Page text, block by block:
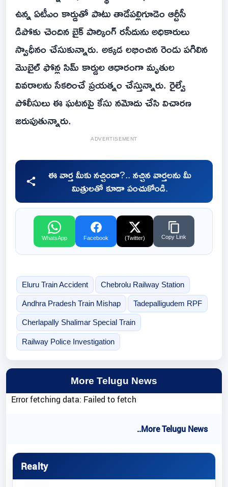
ఉన్న ఏటీఎం కార్డుతో పాటు తాడేపల్లిగూడెం ఆర్టీసీ
డిపోకు చెందిన బైక్ పార్కింగ్ రసీదును అధికారులు
స్వాధీనం చేసుకున్నారు. అక్కడ లభించిన రెండు పగిలిన
మొబైల్ ఫోన్ల సిమ్ కార్డుల ఆధారంగా మృతుల
వివరాలను సేకరించే ప్రయత్నం చేస్తున్నారు. రైల్వే
పోలీసులు ఈ ఘటనపై కేసు నమోదు చేసి విచారణ
జరుపుతున్నారు.
ADVERTISEMENT
ఈ వార్త మీకు నచ్చిందా?.. నచ్చిన వార్తలను మీ
మిత్రులతో కూడా పంచుకోండి.
WhatsApp Facebook (Twitter) Copy Link
Eluru Train Accident Chebrolu Railway Station
Andhra Pradesh Train Mishap Tadepalligudem RPF
Cherlapally Shalimar Special Train
Railway Police Investigation
More Telugu News
Error fetching data: Failed to fetch
..More Telugu News
Realty